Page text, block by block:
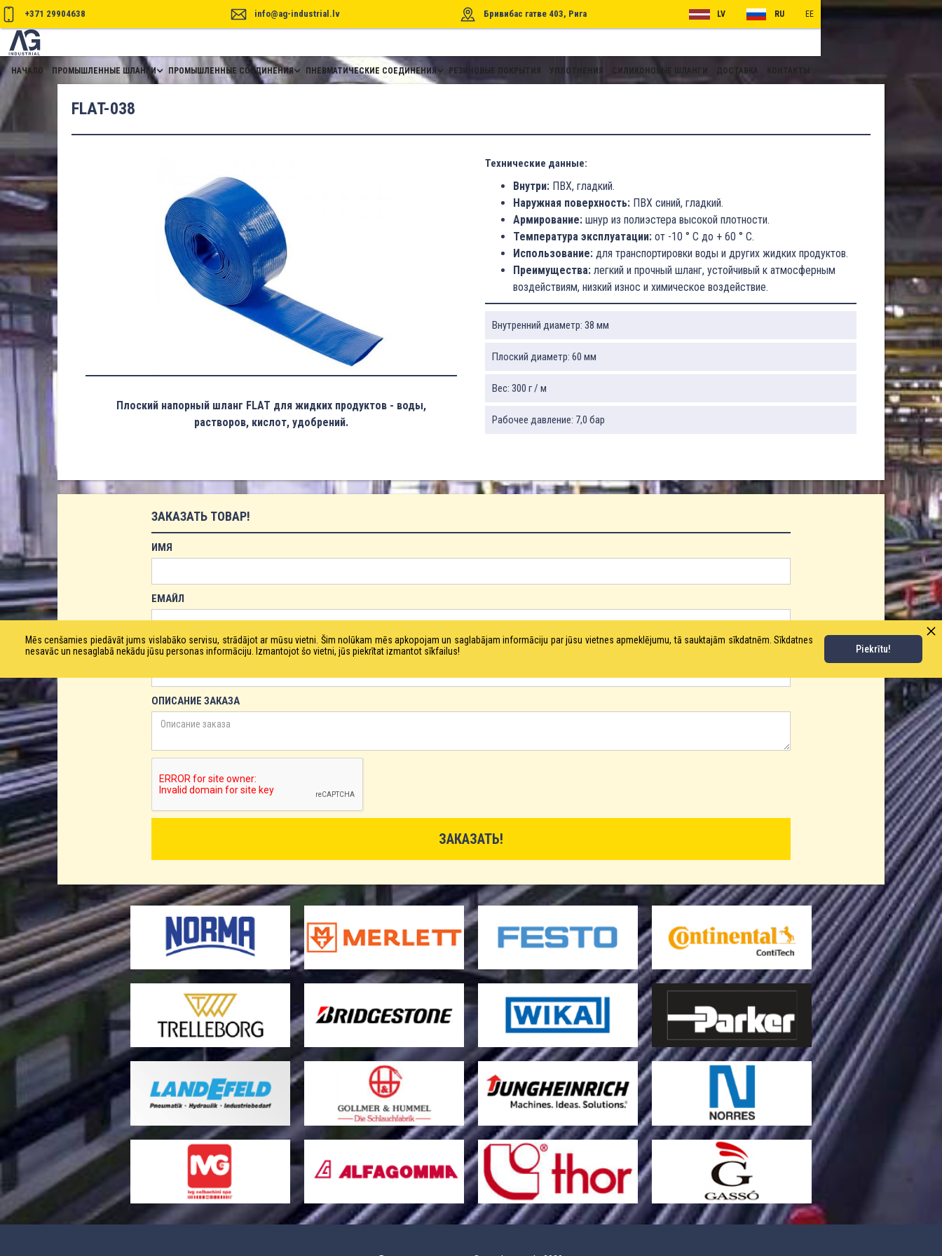
+371 29904638 info@ag-industrial.lv Бривибас гатве 403, Рига LV RU EE
НАЧАЛО ПРОМЫШЛЕННЫЕ ШЛАНГИ ПРОМЫШЛЕННЫЕ СОЕДИНЕНИЯ ПНЕВМАТИЧЕСКИЕ СОЕДИНЕНИЯ РЕЗИНОВЫЕ ПОКРЫТИЯ УПЛОТНЕНИЯ СИЛИКОНОВЫЕ ШЛАНГИ ДОСТАВКА КОНТАКТЫ
FLAT-038
Плоский напорный шланг FLAT для жидких продуктов - воды,
растворов, кислот, удобрений.
Технические данные:
Внутри: ПВХ, гладкий.
Наружная поверхность: ПВХ синий, гладкий.
Армирование: шнур из полиэстера высокой плотности.
Температура эксплуатации: от -10 ° C до + 60 ° C.
Использование: для транспортировки воды и других жидких продуктов.
Преимущества: легкий и прочный шланг, устойчивый к атмосферным
воздействиям, низкий износ и химическое воздействие.
Внутренний диаметр: 38 мм
Плоский диаметр: 60 мм
Вес: 300 г / м
Рабочее давление: 7,0 бар
ЗАКАЗАТЬ ТОВАР!
ИМЯ
ЕМАЙЛ
ТЕЛЕФОН
ОПИСАНИЕ ЗАКАЗА
Mēs cenšamies piedāvāt jums vislabāko servisu, strādājot ar mūsu vietni. Šim nolūkam mēs apkopojam un saglabājam informāciju par jūsu vietnes apmeklējumu, tā sauktajām sīkdatnēm. Sīkdatnes
nesavāc un nesaglabā nekādu jūsu personas informāciju. Izmantojot šo vietni, jūs piekrītat izmantot sīkfailus!
Piekrītu!